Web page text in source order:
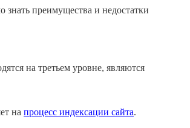
преимущества и недостатки
на третьем уровне, являются
на процесс индексации сайта.